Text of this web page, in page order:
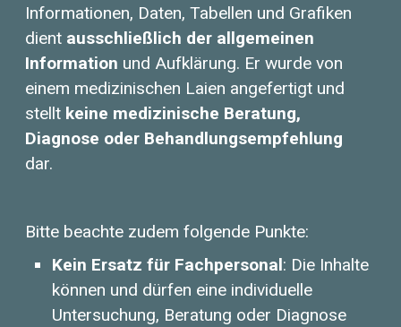
Informationen, Daten, Tabellen und Grafiken
dient ausschließlich der allgemeinen
Information und Aufklärung. Er wurde von
einem medizinischen Laien angefertigt und
stellt keine medizinische Beratung,
Diagnose oder Behandlungsempfehlung
dar.
Bitte beachte zudem folgende Punkte:
Kein Ersatz für Fachpersonal: Die Inhalte
können und dürfen eine individuelle
Untersuchung, Beratung oder Diagnose